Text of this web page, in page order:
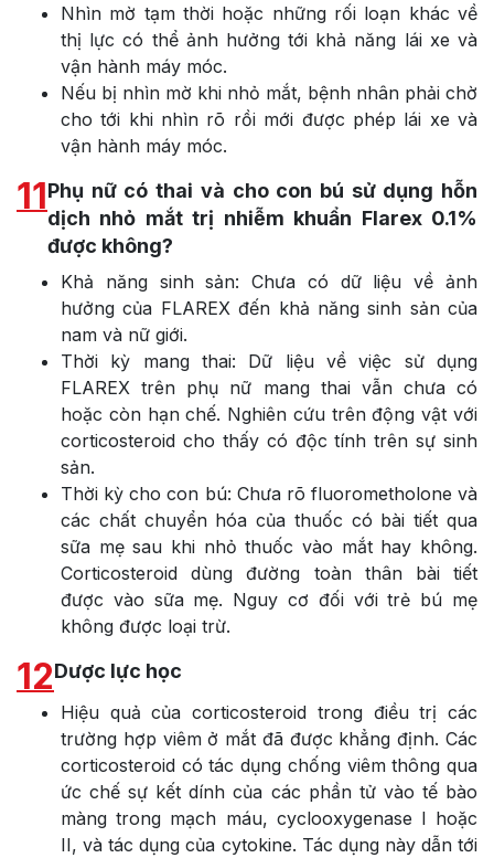
Nhìn mờ tạm thời hoặc những rối loạn khác về
thị lực có thể ảnh hưởng tới khả năng lái xe và
vận hành máy móc.
Nếu bị nhìn mờ khi nhỏ mắt, bệnh nhân phải chờ
cho tới khi nhìn rõ rồi mới được phép lái xe và
vận hành máy móc.
11Phụ nữ có thai và cho con bú sử dụng hỗn
dịch nhỏ mắt trị nhiễm khuẩn Flarex 0.1%
được không?
Khả năng sinh sản: Chưa có dữ liệu về ảnh
hưởng của FLAREX đến khả năng sinh sản của
nam và nữ giới.
Thời kỳ mang thai: Dữ liệu về việc sử dụng
FLAREX trên phụ nữ mang thai vẫn chưa có
hoặc còn hạn chế. Nghiên cứu trên động vật với
corticosteroid cho thấy có độc tính trên sự sinh
sản.
Thời kỳ cho con bú: Chưa rõ fluorometholone và
các chất chuyển hóa của thuốc có bài tiết qua
sữa mẹ sau khi nhỏ thuốc vào mắt hay không.
Corticosteroid dùng đường toàn thân bài tiết
được vào sữa mẹ. Nguy cơ đối với trẻ bú mẹ
không được loại trừ.
12Dược lực học
Hiệu quả của corticosteroid trong điều trị các
trường hợp viêm ở mắt đã được khẳng định. Các
corticosteroid có tác dụng chống viêm thông qua
ức chế sự kết dính của các phần tử vào tế bào
màng trong mạch máu, cyclooxygenase I hoặc
II, và tác dụng của cytokine. Tác dụng này dẫn tới